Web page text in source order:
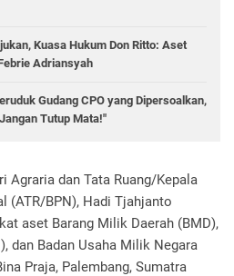
Kuasa Hukum Don Ritto: Aset
Adriansyah
Gudang CPO yang Dipersoalkan,
Tutup Mata!"
Agraria dan Tata Ruang/Kepala
(ATR/BPN), Hadi Tjahjanto
aset Barang Milik Daerah (BMD),
dan Badan Usaha Milik Negara
Praja, Palembang, Sumatra